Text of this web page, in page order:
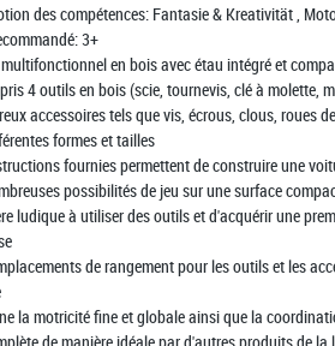
des compétences: Fantasie & Kreativität ,
3+
en bois avec étau intégré et
4 outils en bois (scie, tournevis, clé à molette,
accessoires tels que vis, écrous, clous, roues
formes et tailles
fournies permettent de construire une
possibilités de jeu sur une surface
ludique à utiliser des outils et d'acquérir une
de rangement pour les outils et les
la motricité fine et globale ainsi que la